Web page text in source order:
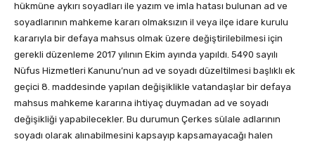
hükmüne aykırı soyadları ile yazım ve imla hatası bulunan ad ve
soyadlarının mahkeme kararı olmaksızın il veya ilçe idare kurulu
kararıyla bir defaya mahsus olmak üzere değiştirilebilmesi için
gerekli düzenleme 2017 yılının Ekim ayında yapıldı. 5490 sayılı
Nüfus Hizmetleri Kanunu’nun ad ve soyadı düzeltilmesi başlıklı ek
geçici 8. maddesinde yapılan değişiklikle vatandaşlar bir defaya
mahsus mahkeme kararına ihtiyaç duymadan ad ve soyadı
değişikliği yapabilecekler. Bu durumun Çerkes sülale adlarının
soyadı olarak alınabilmesini kapsayıp kapsamayacağı halen